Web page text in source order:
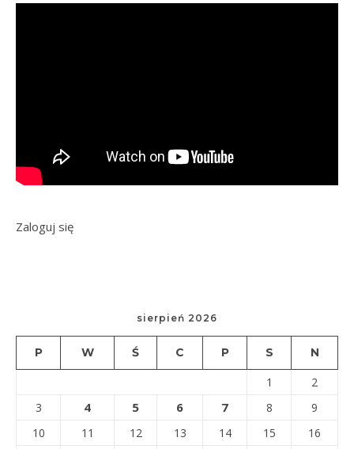
Zaloguj się
sierpień 2026
P W Ś C P S N
1
2
3
4 5 6 7 8
9
10
11 12 13 14 15
16